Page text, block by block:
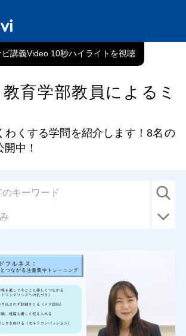
講義Video 10秒ハイライト
育学部教員によるミ
わくする学問を紹介します！8名 の
中！